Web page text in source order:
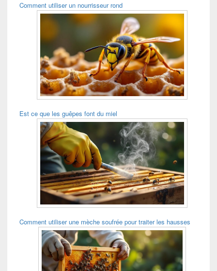
Comment utiliser un nourrisseur rond
Est ce que les guêpes font du miel
Comment utiliser une mèche soufrée pour traiter les hausses